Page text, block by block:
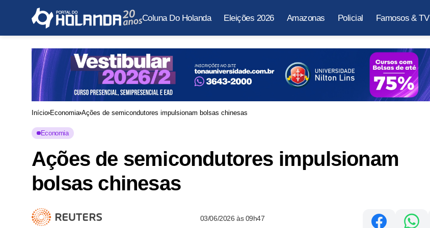
Coluna Do Holanda Eleições 2026 Amazonas Policial Famosos & TV
Início Economia Ações de semicondutores impulsionam bolsas chinesas
Economia
Ações de semicondutores impulsionam
bolsas chinesas
03/06/2026 às 09h47